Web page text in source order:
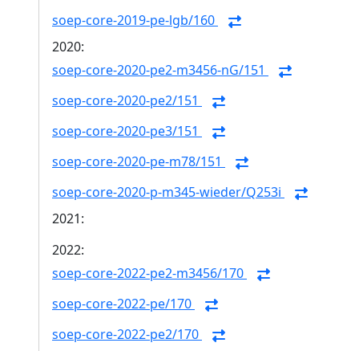
soep-core-2019-pe-lgb/160
2020:
soep-core-2020-pe2-m3456-nG/151
soep-core-2020-pe2/151
soep-core-2020-pe3/151
soep-core-2020-pe-m78/151
soep-core-2020-p-m345-wieder/Q253i
2021:
2022:
soep-core-2022-pe2-m3456/170
soep-core-2022-pe/170
soep-core-2022-pe2/170